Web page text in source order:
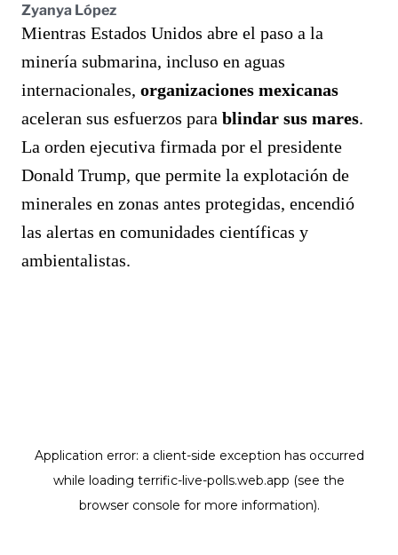
Zyanya López
Mientras Estados Unidos abre el paso a la
minería submarina, incluso en aguas
internacionales, organizaciones mexicanas
aceleran sus esfuerzos para blindar sus mares.
La orden ejecutiva firmada por el presidente
Donald Trump, que permite la explotación de
minerales en zonas antes protegidas, encendió
las alertas en comunidades científicas y
ambientalistas.